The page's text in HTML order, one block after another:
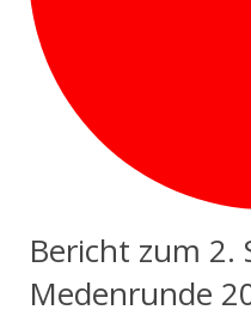
Bericht zum 2.
Medenrunde